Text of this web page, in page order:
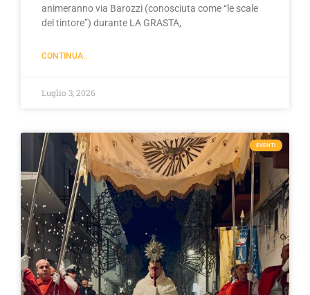
animeranno via Barozzi (conosciuta come “le scale
del tintore”) durante LA GRASTA,
CONTINUA..
Luglio 3, 2026
EVENTI